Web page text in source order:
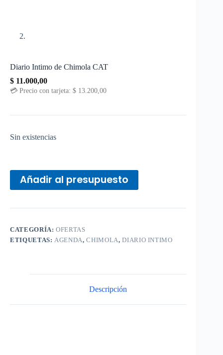
Diario Intimo de Chimola CAT
$ 11.000,00
💳 Precio con tarjeta: $ 13.200,00
Sin existencias
Añadir al presupuesto
CATEGORÍA:OFERTAS
ETIQUETAS:AGENDA,CHIMOLA,DIARIO INTIMO
Descripción